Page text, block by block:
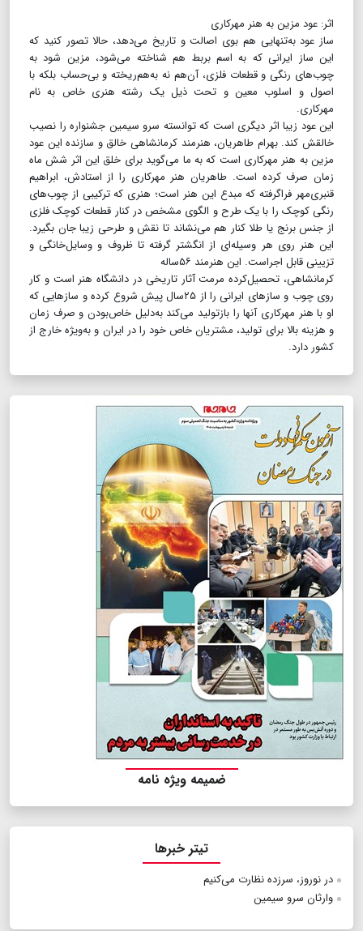
​​​​​​​اثر: عود مزین به هنر مهرکاری
ساز عود به‌تنهایی هم بوی اصالت و تاریخ می‌دهد، حالا تصور کنید که
این ساز ایرانی که به اسم بربط هم شناخته می‌شود، مزین شود به
چوب‌های رنگی و قطعات فلزی، آن‌هم نه به‌هم‌ریخته و بی‌حساب‌ بلکه با
اصول و اسلوب معین و تحت ذیل یک رشته هنری خاص به نام
مهرکاری.
این عود زیبا اثر دیگری است که توانسته سرو سیمین جشنواره را نصیب
خالقش کند. بهرام طاهریان، هنرمند کرمانشاهی خالق و سازنده این عود
مزین به هنر مهرکاری است که به ما می‌گوید برای خلق این اثر شش ماه
زمان صرف کرده است. طاهریان هنر مهرکاری را از استادش، ابراهیم
قنبری‌مهر فراگرفته که مبدع این هنر است؛ هنری که ترکیبی از چوب‌های
رنگی کوچک را با یک طرح و الگوی مشخص در کنار قطعات کوچک فلزی
از جنس برنج یا طلا کنار هم می‌نشاند تا نقش و طرحی زیبا جان بگیرد.
این هنر روی هر وسیله‌ای از انگشتر گرفته تا ظروف و وسایل‌خانگی و
تزیینی قابل اجراست. این هنرمند ۵۶ساله
کرمانشاهی، تحصیل‌کرده مرمت آثار تاریخی در دانشگاه هنر است و کار
روی چوب و سازهای ایرانی را از ۲۵سال پیش شروع کرده و سازهایی که
او با هنر مهرکاری آنها را بازتولید می‌کند‌ به‌دلیل خاص‌بودن و صرف زمان
و هزینه بالا برای تولید، مشتریان خاص خود را در ایران و به‌ویژه خارج از
کشور دارد.
ضمیمه ویژه نامه
تیتر خبرها
در نوروز، سرزده نظارت می‌کنیم
وارثان سرو سیمین